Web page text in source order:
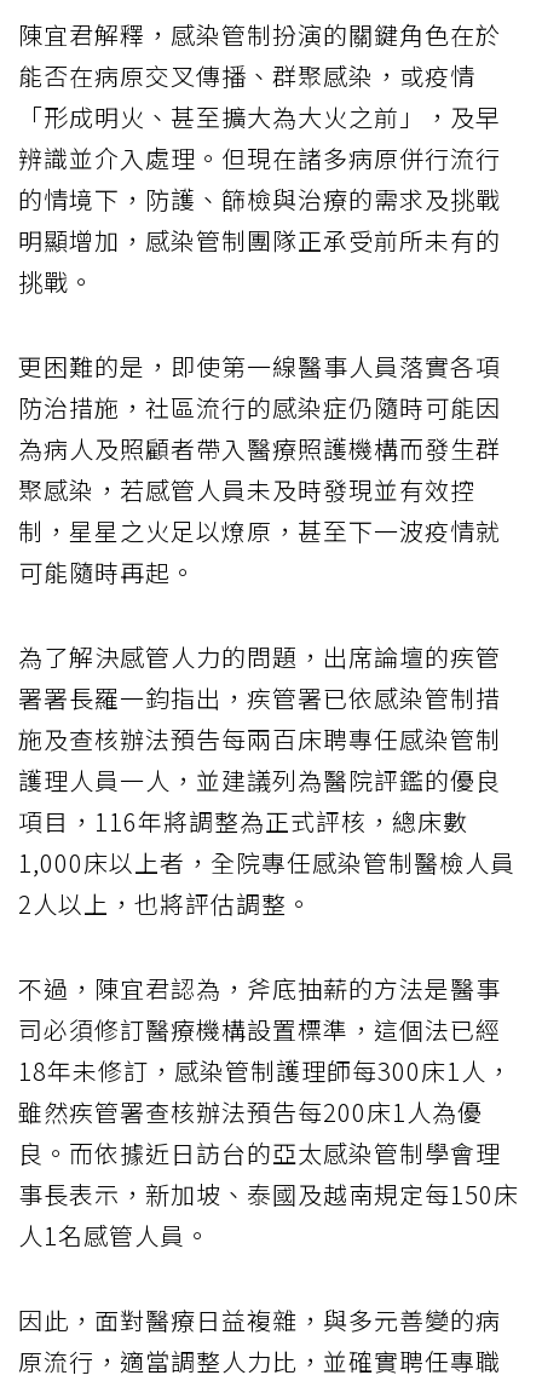
陳宜君解釋，感染管制扮演的關鍵角色在於
能否在病原交叉傳播、群聚感染，或疫情
「形成明火、甚至擴大為大火之前」，及早
辨識並介入處理。但現在諸多病原併行流行
的情境下，防護、篩檢與治療的需求及挑戰
明顯增加，感染管制團隊正承受前所未有的
挑戰。
更困難的是，即使第一線醫事人員落實各項
防治措施，社區流行的感染症仍隨時可能因
為病人及照顧者帶入醫療照護機構而發生群
聚感染，若感管人員未及時發現並有效控
制，星星之火足以燎原，甚至下一波疫情就
可能隨時再起。
為了解決感管人力的問題，出席論壇的疾管
署署長羅一鈞指出，疾管署已依感染管制措
施及查核辦法預告每兩百床聘專任感染管制
護理人員一人，並建議列為醫院評鑑的優良
項目，116年將調整為正式評核，總床數
1,000床以上者，全院專任感染管制醫檢人員
2人以上，也將評估調整。
不過，陳宜君認為，斧底抽薪的方法是醫事
司必須修訂醫療機構設置標準，這個法已經
18年未修訂，感染管制護理師每300床1人，
雖然疾管署查核辦法預告每200床1人為優
良。而依據近日訪台的亞太感染管制學會理
事長表示，新加坡、泰國及越南規定每150床
人1名感管人員。
因此，面對醫療日益複雜，與多元善變的病
原流行，適當調整人力比，並確實聘任專職